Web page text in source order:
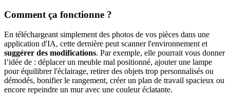
Comment ça fonctionne ?
En téléchargeant simplement des photos de vos pièces dans une
application d'IA, cette dernière peut scanner l'environnement et
suggérer des modifications. Par exemple, elle pourrait vous donner
l’idée de : déplacer un meuble mal positionné, ajouter une lampe
pour équilibrer l'éclairage, retirer des objets trop personnalisés ou
démodés, bonifier le rangement, créer un plan de travail spacieux ou
encore repeindre un mur avec une couleur éclatante.